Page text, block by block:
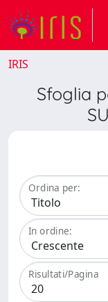
IRIS
Sfoglia
Ordina per:
In ordine:
Risultati/Pagina